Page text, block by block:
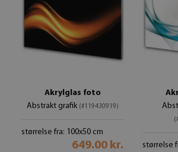
Akrylglas foto
Abstrakt grafik (#119430919)
størrelse fra: 100x50 cm
649.00 kr. størrelse